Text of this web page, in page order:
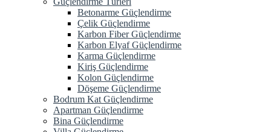
Betonarme Güçlendirme
Çelik Güçlendirme
Karbon Fiber Güçlendirme
Karbon Elyaf Güçlendirme
Karma Güçlendirme
Kiriş Güçlendirme
Kolon Güçlendirme
Döşeme Güçlendirme
Bodrum Kat Güçlendirme
Apartman Güçlendirme
Bina Güçlendirme